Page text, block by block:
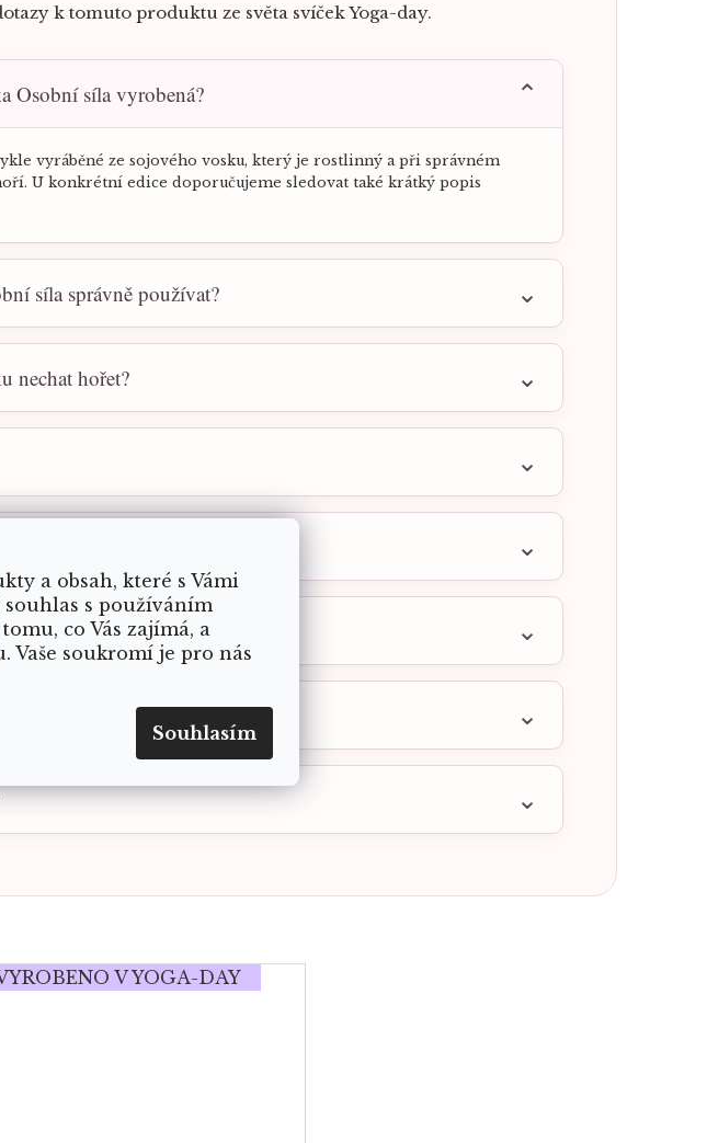
a obsah, které s Vámi
s používáním
co Vás zajímá, a
Vaše soukromí je pro nás
Souhlasím
k tomuto produktu ze světa svíček Yoga-day.
Osobní síla vyrobená?
vyráběné ze sojového vosku, který je rostlinný a při správném
U konkrétní edice doporučujeme sledovat také krátký popis
síla správně používat?
nechat hořet?
síla?
V YOGA-DAY